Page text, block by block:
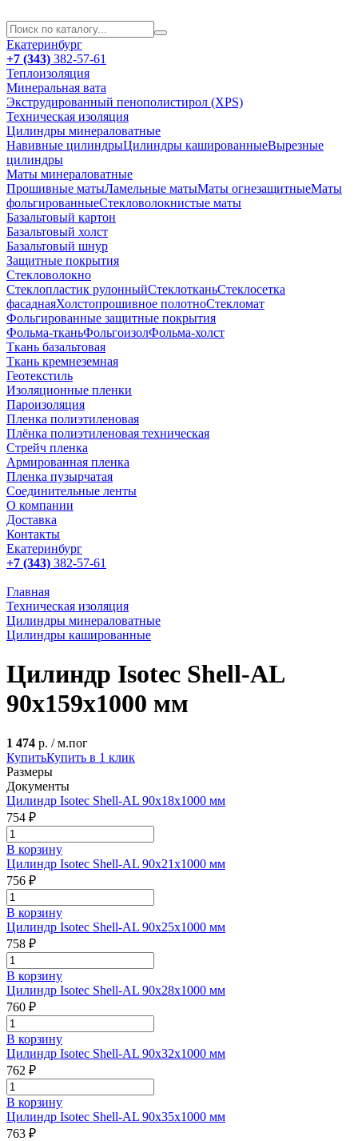
Екатеринбург
+7 (343) 382-57-61
Теплоизоляция
Минеральная вата
Экструдированный пенополистирол (XPS)
Техническая изоляция
Цилиндры минераловатные
Навивные цилиндрыЦилиндры кашированныеВырезные
цилиндры
Маты минераловатные
Прошивные матыЛамельные матыМаты огнезащитныеМаты
фольгированныеСтекловолокнистые маты
Базальтовый картон
Базальтовый холст
Базальтовый шнур
Защитные покрытия
Стекловолокно
Стеклопластик рулонныйСтеклотканьСтеклосетка
фасаднаяХолстопрошивное полотноСтекломат
Фольгированные защитные покрытия
Фольма-тканьФольгоизолФольма-холст
Ткань базальтовая
Ткань кремнеземная
Геотекстиль
Изоляционные пленки
Пароизоляция
Пленка полиэтиленовая
Плёнка полиэтиленовая техническая
Стрейч пленка
Армированная пленка
Пленка пузырчатая
Соединительные ленты
О компании
Доставка
Контакты
Екатеринбург
+7 (343) 382-57-61
Главная
Техническая изоляция
Цилиндры минераловатные
Цилиндры кашированные
Цилиндр Isotec Shell-AL
90x159x1000 мм
1 474 р. / м.пог
КупитьКупить в 1 клик
Размеры
Документы
Цилиндр Isotec Shell-AL 90x18x1000 мм
754 ₽
В корзину
Цилиндр Isotec Shell-AL 90x21x1000 мм
756 ₽
В корзину
Цилиндр Isotec Shell-AL 90x25x1000 мм
758 ₽
В корзину
Цилиндр Isotec Shell-AL 90x28x1000 мм
760 ₽
В корзину
Цилиндр Isotec Shell-AL 90x32x1000 мм
762 ₽
В корзину
Цилиндр Isotec Shell-AL 90x35x1000 мм
763 ₽